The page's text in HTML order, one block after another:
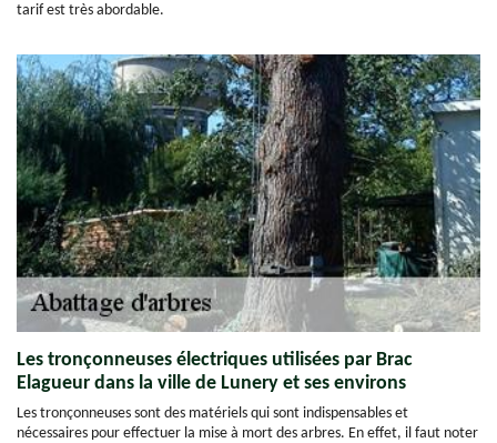
tarif est très abordable.
Les tronçonneuses électriques utilisées par Brac
Elagueur dans la ville de Lunery et ses environs
Les tronçonneuses sont des matériels qui sont indispensables et
nécessaires pour effectuer la mise à mort des arbres. En effet, il faut noter